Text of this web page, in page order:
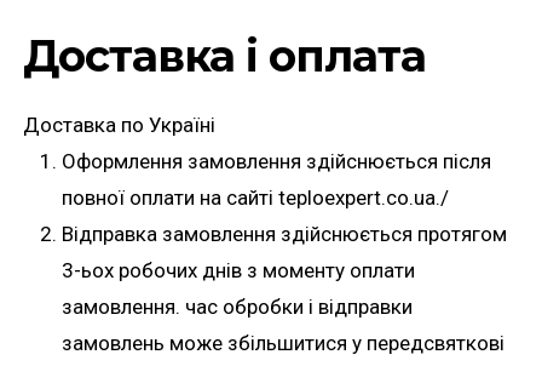
Доставка і оплата
Доставка по Україні
Оформлення замовлення здійснюється після
повної оплати на сайті teploexpert.co.ua./
Відправка замовлення здійснюється протягом
3-ьох робочих днів з моменту оплати
замовлення. час обробки і відправки
замовлень може збільшитися у передсвяткові